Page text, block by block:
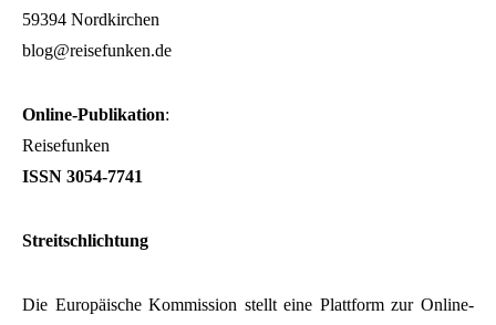
59394 Nordkirchen
blog@reisefunken.de
Online-Publikation:
Reisefunken
ISSN 3054-7741
Streitschlichtung
Die Europäische Kommission stellt eine Plattform zur Online-